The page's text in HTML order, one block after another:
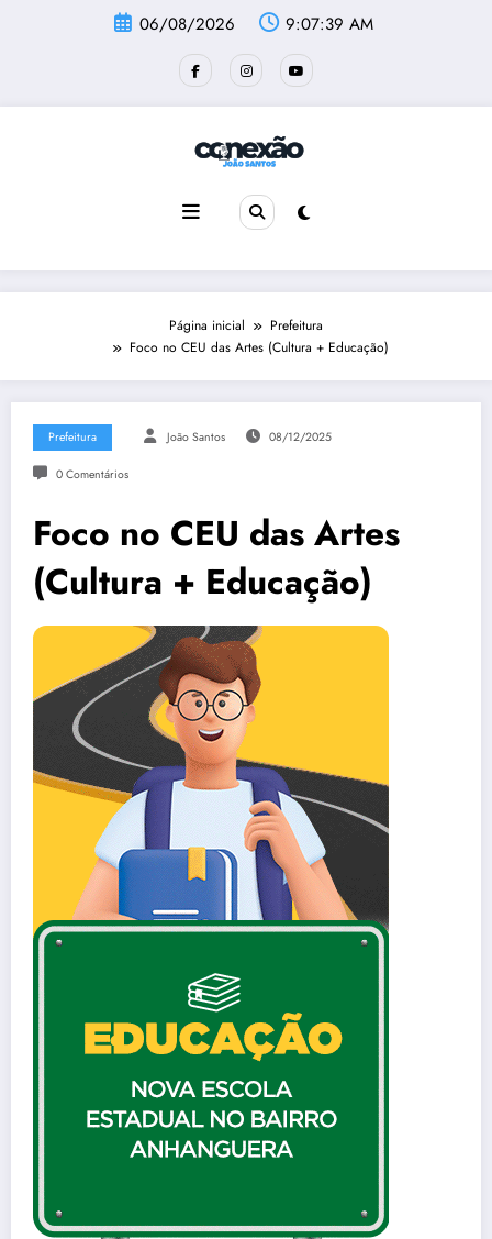
06/08/2026 9:07:39 AM
Página inicial
Prefeitura
Foco no CEU das Artes (Cultura + Educação)
Prefeitura João Santos 08/12/2025
0 Comentários
Foco no CEU das Artes
(Cultura + Educação)